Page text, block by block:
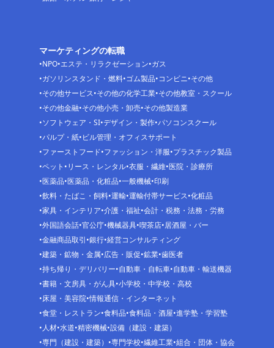
マーケティングの転職
NPO エステ・リラクゼーション ガス
ガソリンスタンド・燃料 ゴム製品 コンビニ その他
その他サービス その他の化学工業 その他教室・スクール
その他金融 その他小売・卸売 その他製造業
ソフトウェア・SI デザイン・製作 パソコンスクール
パルプ・紙 ビル管理・オフィスサポート
ファーストフード ファッション・洋服 プラスチック製品
ペット リース・レンタル 衣服・繊維 医院・診療所
医薬品 医薬品・化粧品 一般機械 印刷
飲料・たばこ・飼料 運輸 運輸付帯サービス 化粧品
家具・インテリア 介護・福祉 会計・税務・法務・労務
外国語会話 官公庁 機械器具 喫茶店 居酒屋・バー
金融商品取引 銀行 経営コンサルティング
建築・鉱物・金属 広告・販促 鉱業 歯医者
持ち帰り・デリバリー 自動車・自転車 自動車・輸送機器
書籍・文房具・がん具 小学校・中学校・高校
床屋・美容院 情報通信・インターネット
食堂・レストラン 食料品 食料品・酒屋 進学塾・学習塾
人材 水道 精密機械 設備（建設・建築）
専門（建設・建築）
専門学校 繊維工業 組合・団体・協会